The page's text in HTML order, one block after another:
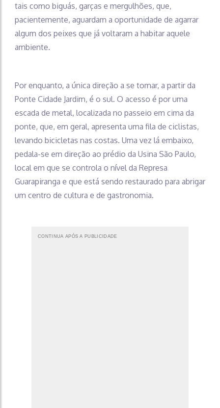
tais como biguás, garças e mergulhões, que,
pacientemente, aguardam a oportunidade de agarrar
algum dos peixes que já voltaram a habitar aquele
ambiente.
Por enquanto, a única direção a se tomar, a partir da
Ponte Cidade Jardim, é o sul. O acesso é por uma
escada de metal, localizada no passeio em cima da
ponte, que, em geral, apresenta uma fila de ciclistas,
levando bicicletas nas costas. Uma vez lá embaixo,
pedala-se em direção ao prédio da Usina São Paulo,
local em que se controla o nível da Represa
Guarapiranga e que está sendo restaurado para abrigar
um centro de cultura e de gastronomia.
CONTINUA APÓS A PUBLICIDADE